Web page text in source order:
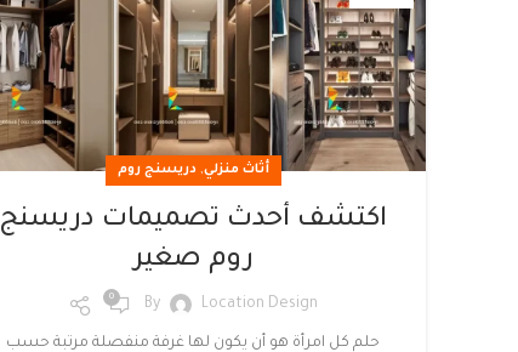
أثاث منزلي, دريسنج روم
اكتشف أحدث تصميمات دريسنج
روم صغير
By Location Design
0
حلم كل امرأة هو أن يكون لها غرفة منفصلة مرتبة حسب